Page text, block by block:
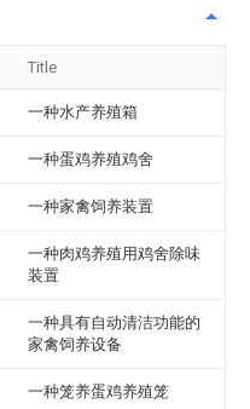
Title
一种水产养殖箱
一种蛋鸡养殖鸡舍
一种家禽饲养装置
一种肉鸡养殖用鸡舍除味
装置
一种具有自动清洁功能的
家禽饲养设备
一种笼养蛋鸡养殖笼